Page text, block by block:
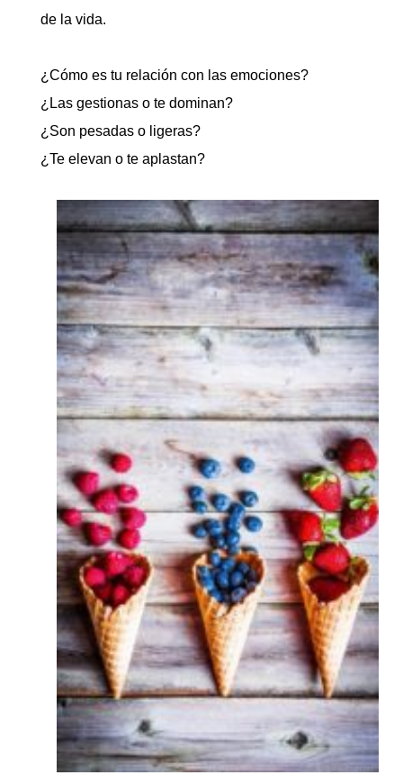
de la vida.
¿Cómo es tu relación con las emociones?
¿Las gestionas o te dominan?
¿Son pesadas o ligeras?
¿Te elevan o te aplastan?